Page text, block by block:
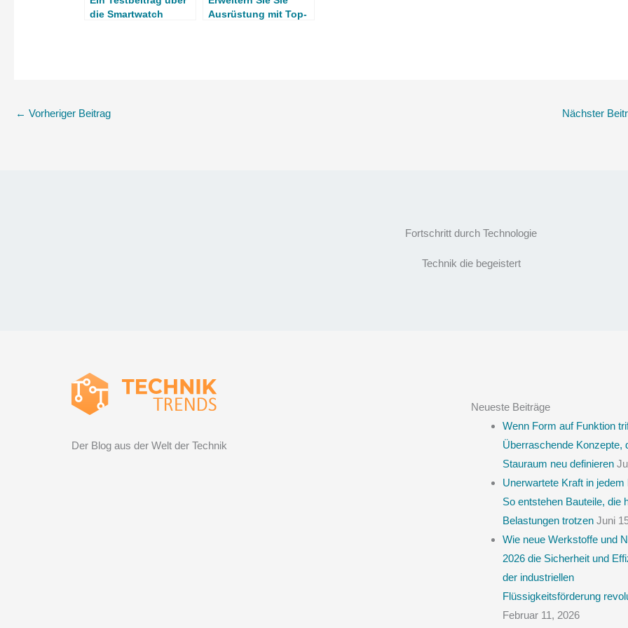
die Smartwatch
Ausrüstung mit Top-
← Vorheriger Beitrag Nächster
Fortschritt durch Technologie
Technik die begeistert
Der Blog aus der Welt der Technik
Neueste Beiträge
Wenn Form auf Funktion
Überraschende Konzepte,
Stauraum neu definieren
Unerwartete Kraft in jedem
So entstehen Bauteile, die
Belastungen trotzen Juni
Wie neue Werkstoffe und
2026 die Sicherheit und
der industriellen
Flüssigkeitsförderung
Februar 11, 2026